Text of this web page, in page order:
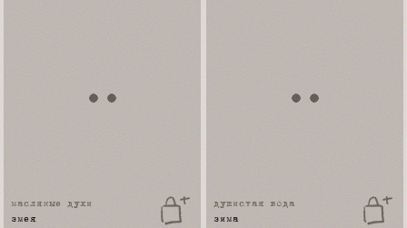
масляные духи
змея
душистая вода
зима